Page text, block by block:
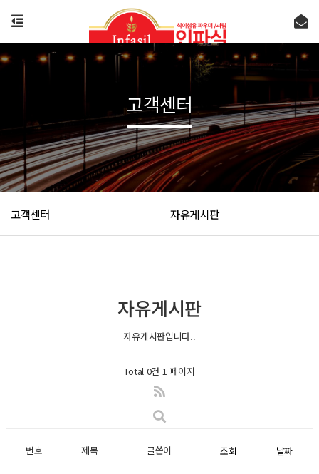
고객센터 자유게시판
고객센터
자유게시판
자유게시판입니다..
Total 0건 1 페이지
번호 제목 글쓴이 조회 날짜